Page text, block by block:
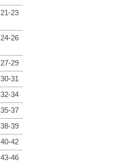
21-23
24-26
27-29
30-31
32-34
35-37
38-39
40-42
43-46